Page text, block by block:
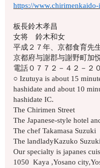
https://
板長鈴木孝昌
女将 鈴木和女
平成２７年、京都食育先
京都府与謝郡与謝野町加
電話０７７２－４２－２
○ Izutuya is about 15
hashidate and about 10
hashidate IC.
The Chirimen Street
The Japanese-style hotel
The chef Takamasa Suzuki
The landladyKazuko
Our specialty is japanes
1050 Kaya ,Yosano